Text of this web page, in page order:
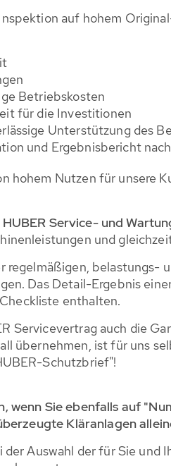
auf hohem
Betriebskosten
für die Investitionen
Unterstützung des
und Ergebnisbericht
hohem Nutzen für unsere
HUBER Service- und
und
regelmäßigen, belastungs-
Das Detail-Ergebnis
enthalten.
Servicevertrag auch die
übernehmen, ist für uns
Schutzbrief"!
wenn Sie ebenfalls auf
Kläranlagen
Auswahl der für Sie